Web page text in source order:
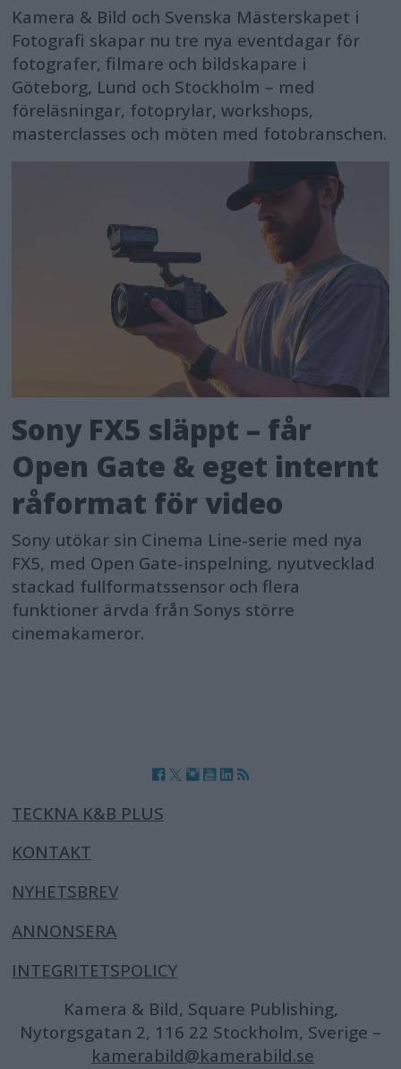
Kamera & Bild och Svenska Mästerskapet i
Fotografi skapar nu tre nya eventdagar för
fotografer, filmare och bildskapare i
Göteborg, Lund och Stockholm – med
föreläsningar, fotoprylar, workshops,
masterclasses och möten med fotobranschen.
Sony FX5 släppt – får
Open Gate & eget internt
råformat för video
Sony utökar sin Cinema Line-serie med nya
FX5, med Open Gate-inspelning, nyutvecklad
stackad fullformatssensor och flera
funktioner ärvda från Sonys större
cinemakameror.
TECKNA K&B PLUS
KONTAKT
NYHETSBREV
ANNONSERA
INTEGRITETSPOLICY
Kamera & Bild, Square Publishing,
Nytorgsgatan 2, 116 22 Stockholm, Sverige –
kamerabild@kamerabild.se